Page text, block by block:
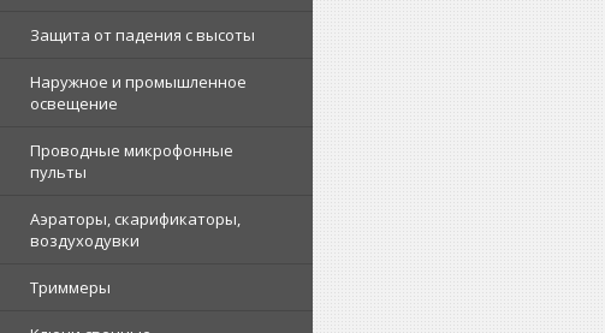
Защита от падения с высоты
Наружное и промышленное
освещение
Проводные микрофонные
пульты
Аэраторы, скарификаторы,
воздуходувки
Триммеры